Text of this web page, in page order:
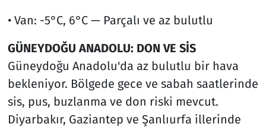
• Van: -5°C, 6°C — Parçalı ve az bulutlu
GÜNEYDOĞU ANADOLU: DON VE SİS
Güneydoğu Anadolu'da az bulutlu bir hava
bekleniyor. Bölgede gece ve sabah saatlerinde
sis, pus, buzlanma ve don riski mevcut.
Diyarbakır, Gaziantep ve Şanlıurfa illerinde